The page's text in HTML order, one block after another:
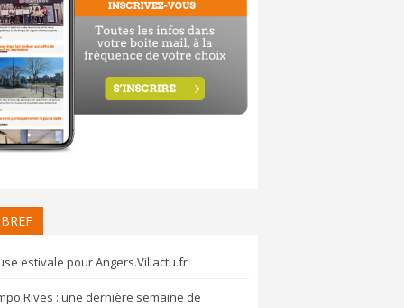
estivale pour Angers.Villactu.fr
Rives : une dernière semaine de